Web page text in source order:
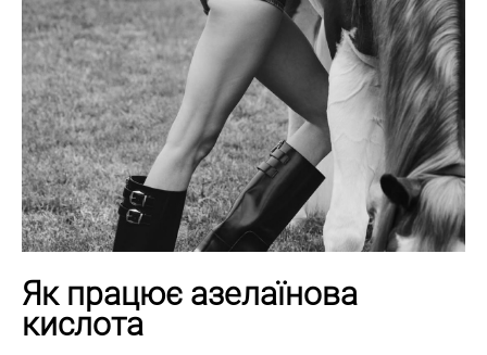
Як працює азелаїнова
кислота